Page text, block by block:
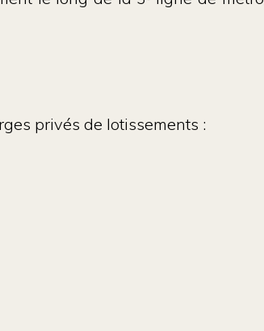
privés de lotissements :